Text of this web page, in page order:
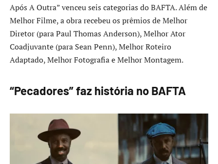
Após A Outra” venceu seis categorias do BAFTA. Além de
Melhor Filme, a obra recebeu os prêmios de Melhor
Diretor (para Paul Thomas Anderson), Melhor Ator
Coadjuvante (para Sean Penn), Melhor Roteiro
Adaptado, Melhor Fotografia e Melhor Montagem.
“Pecadores” faz história no BAFTA